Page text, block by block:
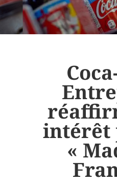
intérêt
«